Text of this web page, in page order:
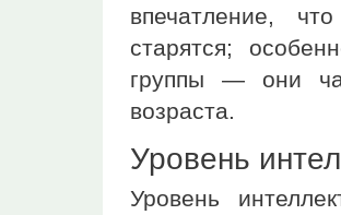
впечатление,
старятся;
группы — они
возраста.
Уровень
Уровень